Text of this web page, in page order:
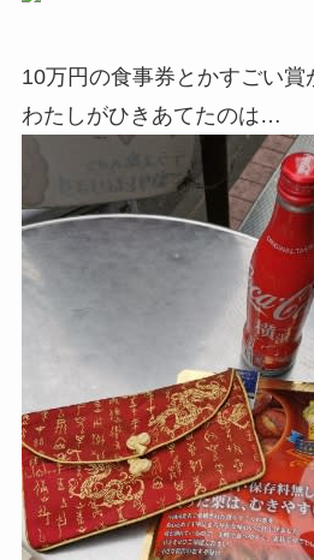
10万円の食事券とかすごい賞
わたしがひきあてたのは…